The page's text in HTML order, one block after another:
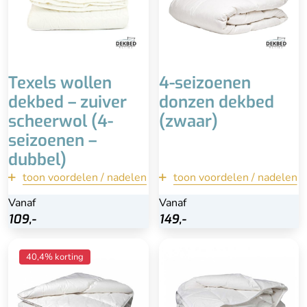
Texels wollen
dekbed – zuiver
scheerwol (4-
seizoenen –
dubbel)
toon voordelen / nadelen
Vanaf
109,-
Hoge kwaliteit &
Niet in de wasmachine
terug
Bekijk
4-seizoenen
donzen dekbed
(zwaar)
toon voordelen / nadelen
Vanaf
149,-
Advies is professioneel
reinigen
Hoog percentage veertjes
terug
Bekijk
40,4% kortingHeerlijk warm
100% zuiver scheerwol
Zelfreinigend & lange
levensduur
90% eendendons (klasse
1)